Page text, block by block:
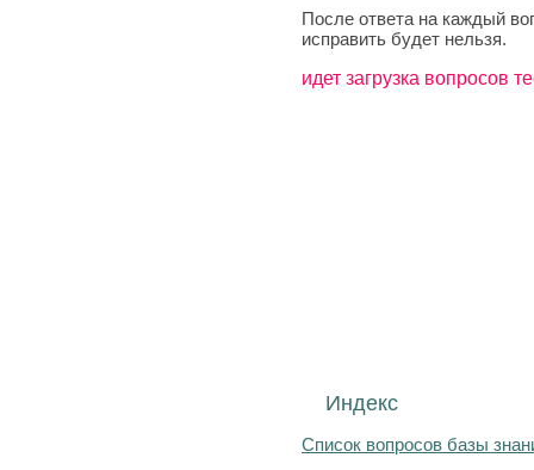
После ответа на каждый
исправить будет нельзя.
идет загрузка вопросов
Индекс
Список вопросов базы